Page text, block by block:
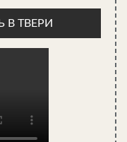
то иногда
септик.
схеме:
на удалении от
В ТВЕРИ